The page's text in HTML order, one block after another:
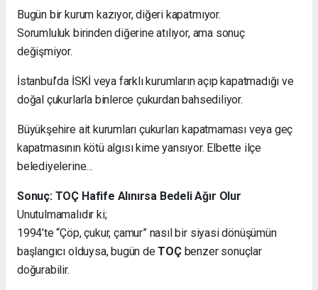
Bugün bir kurum kazıyor, diğeri kapatmıyor.
Sorumluluk birinden diğerine atılıyor, ama sonuç
değişmiyor.
İstanbul’da İSKİ veya farklı kurumların açıp kapatmadığı ve
doğal çukurlarla binlerce çukurdan bahsediliyor.
Büyükşehire ait kurumları çukurları kapatmaması veya geç
kapatmasının kötü algısı kime yansıyor. Elbette ilçe
belediyelerine…
Sonuç: TOÇ Hafife Alınırsa Bedeli Ağır Olur
Unutulmamalıdır ki;
1994’te “Çöp, çukur, çamur” nasıl bir siyasi dönüşümün
başlangıcı olduysa, bugün deTOÇbenzer sonuçlar
doğurabilir.